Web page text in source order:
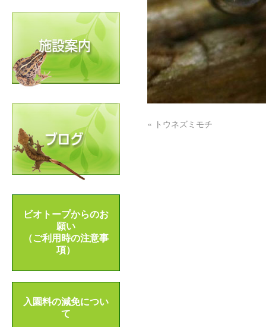
« トウネズミモチ
ビオトープからのお
願い
（ご利用時の注意事
項）
入園料の減免につい
て